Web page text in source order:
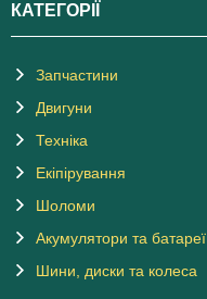
КАТЕГОРІЇ
Запчастини
Двигуни
Техніка
Екіпірування
Шоломи
Акумулятори та батареї
Шини, диски та колеса